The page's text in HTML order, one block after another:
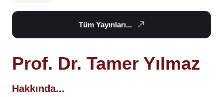
Tüm Yayınları...
Prof. Dr. Tamer Yılmaz
Hakkında...